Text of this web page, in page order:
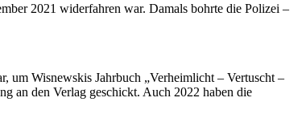
2021 widerfahren war. Damals bohrte die Polizei –
um Wisnewskis Jahrbuch „Verheimlicht – Vertuscht –
an den Verlag geschickt. Auch 2022 haben die